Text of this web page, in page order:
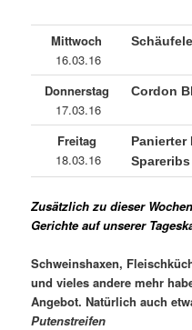
Mittwoch
16.03.16
Donnerstag
17.03.16
Cordon
Freitag
18.03.16
Panierter
Zusätzlich zu dieser
Gerichte auf unserer
Schweinshaxen,
und vielesandere mehr
Angebot. Natürlich auch
Putenstreifen